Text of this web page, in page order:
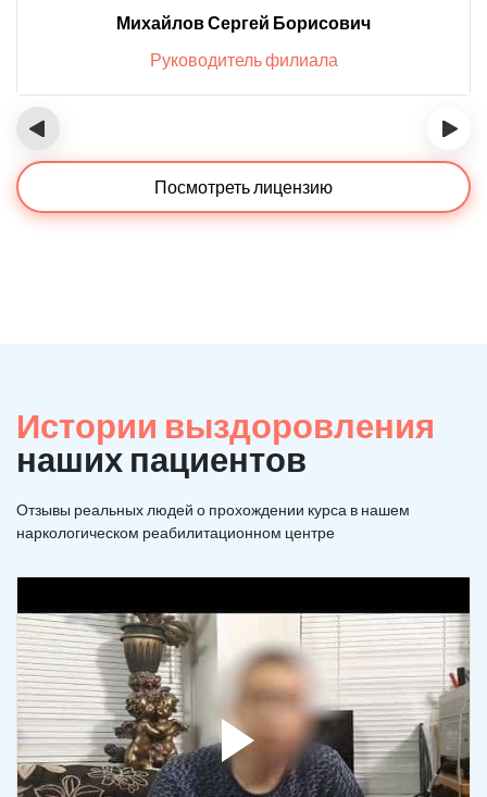
Михайлов Сергей Борисович
Руководитель филиала
‹ ›
Посмотреть лицензию
Истории выздоровления
наших пациентов
Отзывы реальных людей о прохождении курса в нашем
наркологическом реабилитационном центре